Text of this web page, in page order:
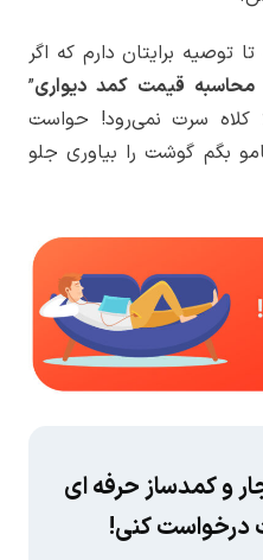
توصیه برایتان دارم که اگر
محاسبه قیمت کمد دیواری”
کلاه سرت نمی‌رود! حواست
بگم گوشت را بیاوری جلو
و کمدساز حرفه ای
درخواست کنی!